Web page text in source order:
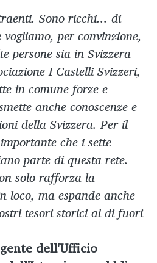
Sono ricchi... di
per convinzione,
persone sia in Svizzera
I Castelli Svizzeri,
in comune forze e
anche conoscenze e
della Svizzera. Per il
che i sette
parte di questa rete.
solo rafforza la
loco, ma espande anche
tesori storici al di fuori
dell'Ufficio